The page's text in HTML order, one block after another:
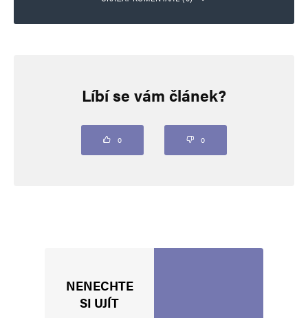
Vaše e-mailová adresa nebude zveřejněna. Vyžadované informace jsou
Líbí se vám článek?
0 0
NENECHTE
SI UJÍT